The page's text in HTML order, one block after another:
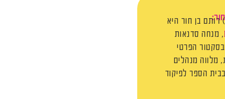
רותם בן חור היא
, מנחה סדנאות
הפרטי
מנהלים
הספר לפיקוד